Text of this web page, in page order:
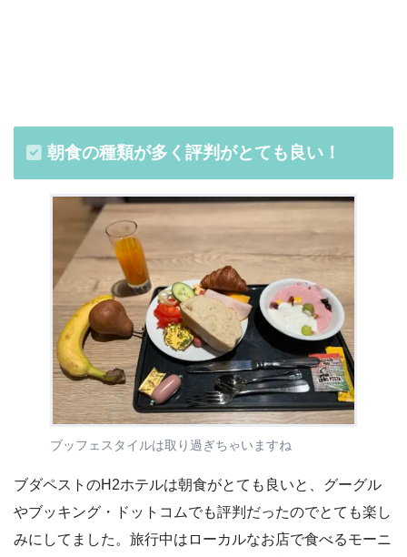
朝食の種類が多く評判がとても良い！
ブッフェスタイルは取り過ぎちゃいますね
ブダペストのH2ホテルは朝食がとても良いと、グーグル
やブッキング・ドットコムでも評判だったのでとても楽し
みにしてました。旅行中はローカルなお店で食べるモーニ